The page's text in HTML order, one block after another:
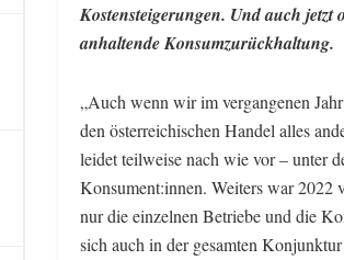
Kostensteigerungen. Und auch
anhaltende Konsumzurückhaltung.
„Auch wenn wir im vergangenen
den österreichischen Handel alles
leidet teilweise nach wie vor – unter
Konsument:innen. Weiters war 2022
nur die einzelnen Betriebe und die
sich auch in der gesamten